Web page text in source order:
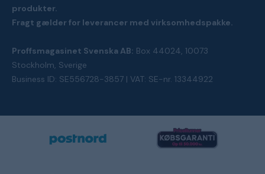
produkter.
Fragt gælder for leverancer med virksomhedspakke.
Proffsmagasinet Svenska AB: Box 44024, 10073
Stockholm, Sverige
Business ID: SE556728-3857 | VAT: SE-nr. 13344922